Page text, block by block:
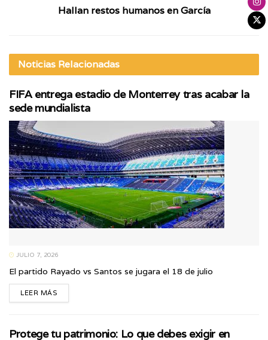
Hallan restos humanos en García
Noticias Relacionadas
FIFA entrega estadio de Monterrey tras acabar la
sede mundialista
JULIO 7, 2026
El partido Rayado vs Santos se jugara el 18 de julio
LEER MÁS
Protege tu patrimonio: Lo que debes exigir en